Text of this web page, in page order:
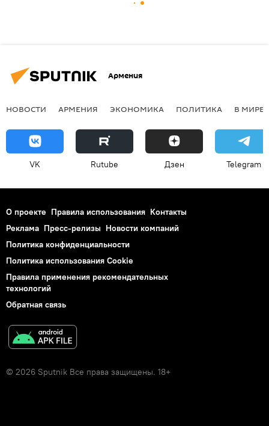
Армения
НОВОСТИ АРМЕНИЯ ЭКОНОМИКА ПОЛИТИКА В МИРЕ
VK Rutube Дзен Telegram
О проекте Правила использования Контакты
Реклама Пресс-релизы Новости компаний
Политика конфиденциальности
Политика использования Cookie
Правила применения рекомендательных
технологий
Обратная связь
© 2026 Sputnik Все права защищены. 18+